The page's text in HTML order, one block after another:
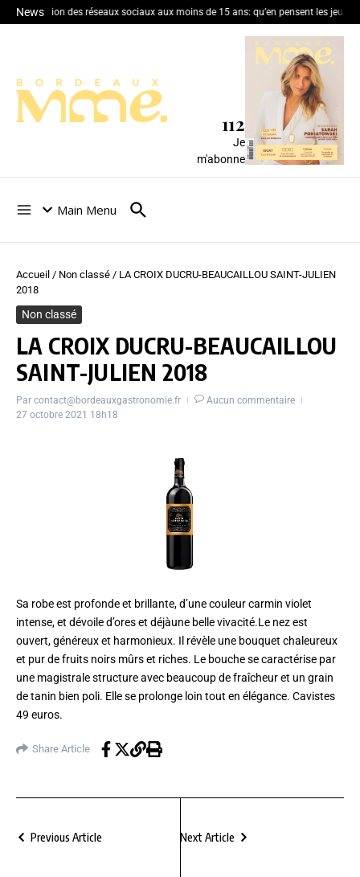
News
Interdiction des réseaux sociaux aux moins de 15 ans: qu’en pensent les jeunes
112
Je
m'abonne
Main Menu
Accueil / Non classé / LA CROIX DUCRU-BEAUCAILLOU SAINT-JULIEN
2018
Non classé
LA CROIX DUCRU-BEAUCAILLOU
SAINT-JULIEN 2018
Par contact@bordeauxgastronomie.fr
Aucun commentaire
27 octobre 2021 18h18
Sa robe est profonde et brillante, d’une couleur carmin violet
intense, et dévoile d’ores et déjàune belle vivacité.Le nez est
ouvert, généreux et harmonieux. Il révèle une bouquet chaleureux
et pur de fruits noirs mûrs et riches. Le bouche se caractérise par
une magistrale structure avec beaucoup de fraîcheur et un grain
de tanin bien poli. Elle se prolonge loin tout en élégance. Cavistes
49 euros.
Share Article
Previous Article Next Article